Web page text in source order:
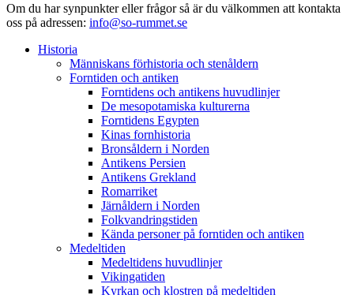
Om du har synpunkter eller frågor så är du välkommen att kontakta
oss på adressen: info@so-rummet.se
Historia
Människans förhistoria och stenåldern
Forntiden och antiken
Forntidens och antikens huvudlinjer
De mesopotamiska kulturerna
Forntidens Egypten
Kinas fornhistoria
Bronsåldern i Norden
Antikens Persien
Antikens Grekland
Romarriket
Järnåldern i Norden
Folkvandringstiden
Kända personer på forntiden och antiken
Medeltiden
Medeltidens huvudlinjer
Vikingatiden
Kyrkan och klostren på medeltiden